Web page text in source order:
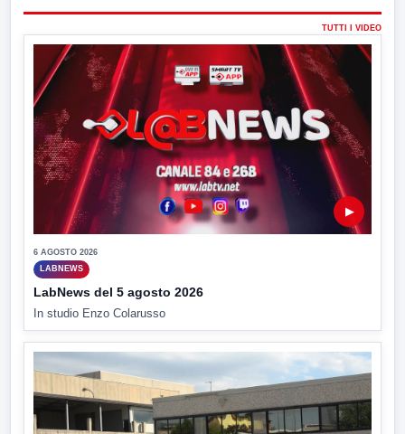
TUTTI I VIDEO
▶
6 AGOSTO 2026
LABNEWS
LabNews del 5 agosto 2026
In studio Enzo Colarusso